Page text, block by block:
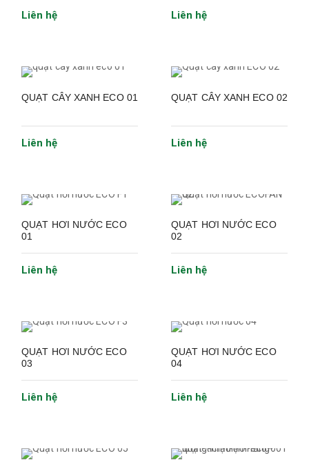
Liên hệ Liên hệ
QUẠT CÂY XANH ECO 01
Liên hệ
QUẠT CÂY XANH ECO 02
Liên hệ
QUẠT HƠI NƯỚC ECO
01
Liên hệ
QUẠT HƠI NƯỚC ECO
02
Liên hệ
QUẠT HƠI NƯỚC ECO
03
Liên hệ
QUẠT HƠI NƯỚC ECO
04
Liên hệ